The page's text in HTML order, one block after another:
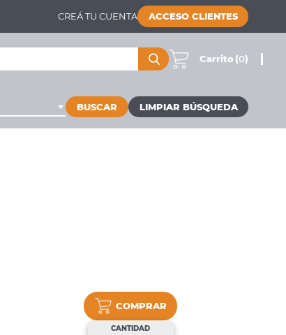
CREÁ TU CUENTA ACCESO CLIENTES
Carrito (0)
BUSCAR
COMPRAR
CANTIDAD